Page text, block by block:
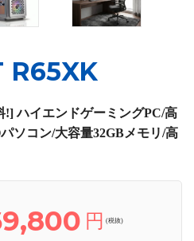
R65XK
!] ハイエンドゲーミングPC/高
ソコン/大容量32GBメモリ/高
円 (税抜)